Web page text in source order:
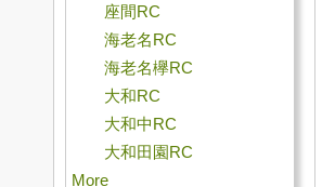
座間RC
海老名RC
海老名欅RC
大和RC
大和中RC
大和田園RC
More